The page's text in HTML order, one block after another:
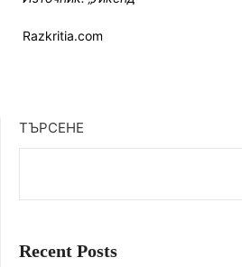
Razkritia.com
ТЪРСЕНЕ
Recent Posts